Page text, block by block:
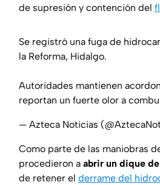
de supresión y contención del
Se registró una fuga de
la Reforma, Hidalgo.
Autoridades mantienen
reportan un fuerte olor a
— Azteca Noticias
Como parte de las maniobras
procedieron a abrir un dique
de retener el derrame del